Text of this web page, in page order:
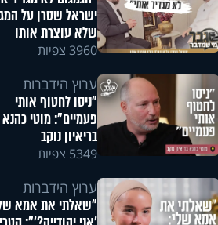
ישראל שטרן על
שלא עוצרת אותו
3960 צפיות
ערוץ הידברות
"ניסו לחטוף אותי
פעמיים": מוטי כהנא
בריאיון נוקב
5349 צפיות
ערוץ הידברות
"שאלתי את אמא